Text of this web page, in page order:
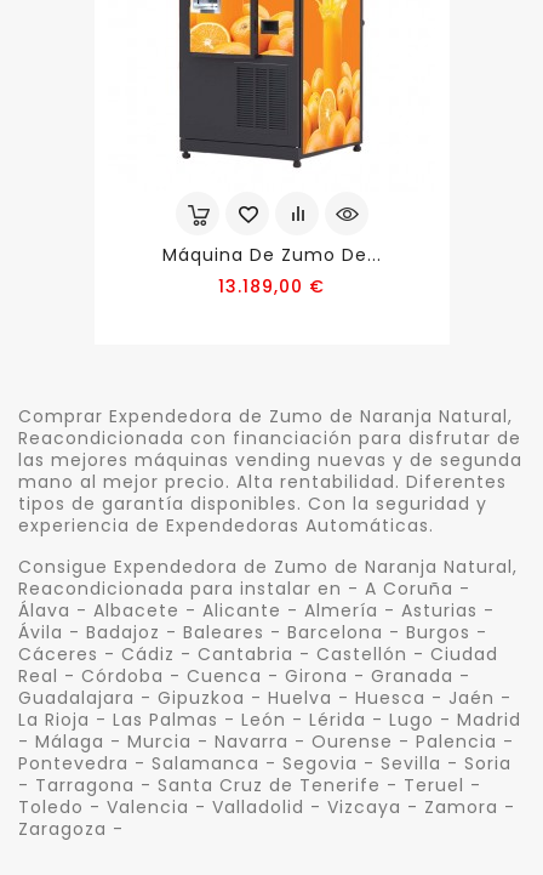
Máquina De Zumo De...
13.189,00 €
Comprar Expendedora de Zumo de Naranja Natural,
Reacondicionada con financiación para disfrutar de
las mejores máquinas vending nuevas y de segunda
mano al mejor precio. Alta rentabilidad. Diferentes
tipos de garantía disponibles. Con la seguridad y
experiencia de Expendedoras Automáticas.
Consigue Expendedora de Zumo de Naranja Natural,
Reacondicionada para instalar en - A Coruña -
Álava - Albacete - Alicante - Almería - Asturias -
Ávila - Badajoz - Baleares - Barcelona - Burgos -
Cáceres - Cádiz - Cantabria - Castellón - Ciudad
Real - Córdoba - Cuenca - Girona - Granada -
Guadalajara - Gipuzkoa - Huelva - Huesca - Jaén -
La Rioja - Las Palmas - León - Lérida - Lugo - Madrid
- Málaga - Murcia - Navarra - Ourense - Palencia -
Pontevedra - Salamanca - Segovia - Sevilla - Soria
- Tarragona - Santa Cruz de Tenerife - Teruel -
Toledo - Valencia - Valladolid - Vizcaya - Zamora -
Zaragoza -